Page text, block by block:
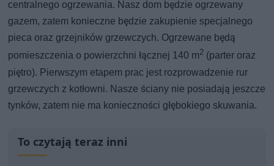
centralnego ogrzewania. Nasz dom będzie ogrzewany
gazem, zatem konieczne będzie zakupienie specjalnego
pieca oraz grzejników grzewczych. Ogrzewane będą
pomieszczenia o powierzchni łącznej 140 m2 (parter oraz
piętro). Pierwszym etapem prac jest rozprowadzenie rur
grzewczych z kotłowni. Nasze ściany nie posiadają jeszcze
tynków, zatem nie ma konieczności głębokiego skuwania.
To czytają teraz inni